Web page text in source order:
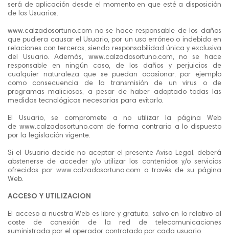
será de aplicación desde el momento en que esté a disposición
de los Usuarios.
www.calzadosortuno.com no se hace responsable de los daños
que pudiera causar el Usuario, por un uso erróneo o indebido en
relaciones con terceros, siendo responsabilidad única y exclusiva
del Usuario. Además, www.calzadosortuno.com, no se hace
responsable en ningún caso, de los daños y perjuicios de
cualquier naturaleza que se puedan ocasionar, por ejemplo
como consecuencia de la transmisión de un virus o de
programas maliciosos, a pesar de haber adoptado todas las
medidas tecnológicas necesarias para evitarlo.
El Usuario, se compromete a no utilizar la página Web
de www.calzadosortuno.com de forma contraria a lo dispuesto
por la legislación vigente.
Si el Usuario decide no aceptar el presente Aviso Legal, deberá
abstenerse de acceder y/o utilizar los contenidos y/o servicios
ofrecidos por www.calzadosortuno.com a través de su página
Web.
ACCESO Y UTILIZACION
El acceso a nuestra Web es libre y gratuito, salvo en lo relativo al
coste de conexión de la red de telecomunicaciones
suministrada por el operador contratado por cada usuario.